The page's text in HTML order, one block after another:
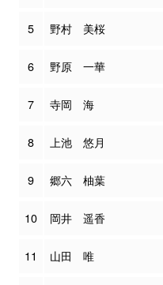
5 野村 美桜
6 野原 一華
7 寺岡 海
8 上池 悠月
9 郷六 柚葉
10 岡井 遥香
11 山田 唯